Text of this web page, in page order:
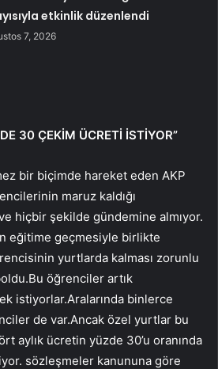
etkinlik düzenlendi
7, 2026
30 ÇEKİM ÜCRETİ İSTİYOR”
bir biçimde hareket eden AKP
maruz kaldığı
hiçbir şekilde gündemine almıyor.
eğitime geçmesiyle birlikte
yurtlarda kalması zorunlu
öğrenciler artık
istiyorlar.Aralarında binlerce
de var.Ancak özel yurtlar bu
aylık ücretin yüzde 30’u oranında
sözleşmeler kanununa göre